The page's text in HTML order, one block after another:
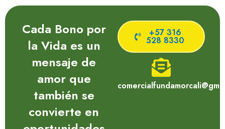
Cada Bono por
la Vida es un
mensaje de
amor que
también se
convierte en
+57 316
528 8330